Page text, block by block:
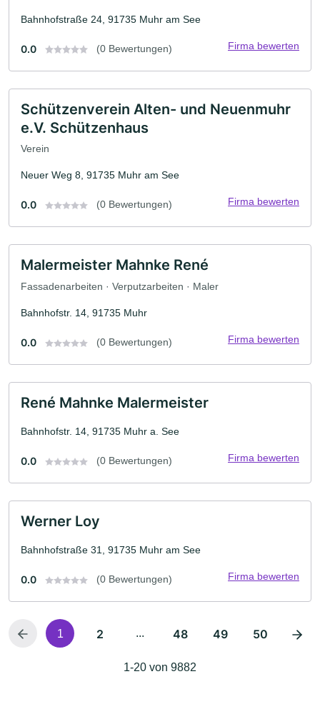
Bahnhofstraße 24, 91735 Muhr am See
0.0 (0 Bewertungen) Firma bewerten
Schützenverein Alten- und Neuenmuhr
e.V. Schützenhaus
Verein
Neuer Weg 8, 91735 Muhr am See
0.0 (0 Bewertungen) Firma bewerten
Malermeister Mahnke René
Fassadenarbeiten · Verputzarbeiten · Maler
Bahnhofstr. 14, 91735 Muhr
0.0 (0 Bewertungen) Firma bewerten
René Mahnke Malermeister
Bahnhofstr. 14, 91735 Muhr a. See
0.0 (0 Bewertungen) Firma bewerten
Werner Loy
Bahnhofstraße 31, 91735 Muhr am See
0.0 (0 Bewertungen) Firma bewerten
1 2 ... 48 49 50
1-20 von 9882